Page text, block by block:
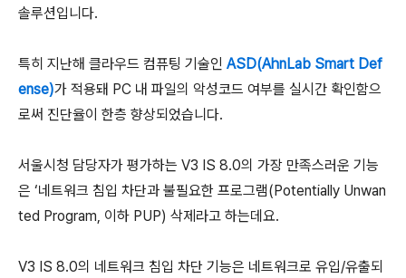
솔루션입니다.
특히 지난해 클라우드 컴퓨팅 기술인 ASD(AhnLab Smart Def
ense)가 적용돼 PC 내 파일의 악성코드 여부를 실시간 확인함으
로써 진단율이 한층 향상되었습니다.
서울시청 담당자가 평가하는 V3 IS 8.0의 가장 만족스러운 기능
은 ‘네트워크 침입 차단과 불필요한 프로그램(Potentially Unwan
ted Program, 이하 PUP) 삭제라고 하는데요.
V3 IS 8.0의 네트워크 침입 차단 기능은 네트워크로 유입/유출되